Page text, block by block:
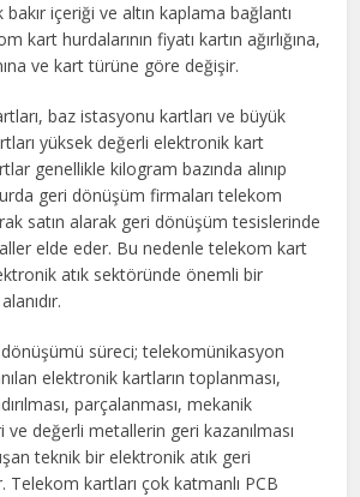
bakır içeriği ve altın kaplama bağlantı
kart hurdalarının fiyatı kartın ağırlığına,
ve kart türüne göre değişir.
baz istasyonu kartları ve büyük
yüksek değerli elektronik kart
genellikle kilogram bazında alınıp
geri dönüşüm firmaları telekom
satın alarak geri dönüşüm tesislerinde
elde eder. Bu nedenle telekom kart
atık sektöründe önemli bir
süreci; telekomünikasyon
elektronik kartların toplanması,
parçalanması, mekanik
ve değerli metallerin geri kazanılması
teknik bir elektronik atık geri
Telekom kartları çok katmanlı PCB